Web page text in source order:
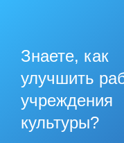
Знаете, как
улучшить
учреждения
культуры?